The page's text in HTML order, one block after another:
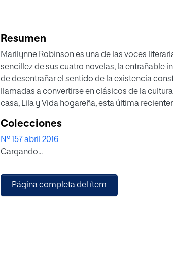
Resumen
Marilynne Robinson es una de las voces
sencillez de sus cuatro novelas, la entrañable
de desentrañar el sentido de la existencia
llamadas a convertirse en clásicos de la
casa, Lila y Vida hogareña, esta última
mucho más enriquecedor
Colecciones
Nº 157 abril 2016
Cargando...
Página completa del ítem